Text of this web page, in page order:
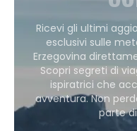
Ricevi gli ultimi
esclusivi sulle
Erzegovina
Scopri segreti di
ispiratrici che
avventura. Non
parte